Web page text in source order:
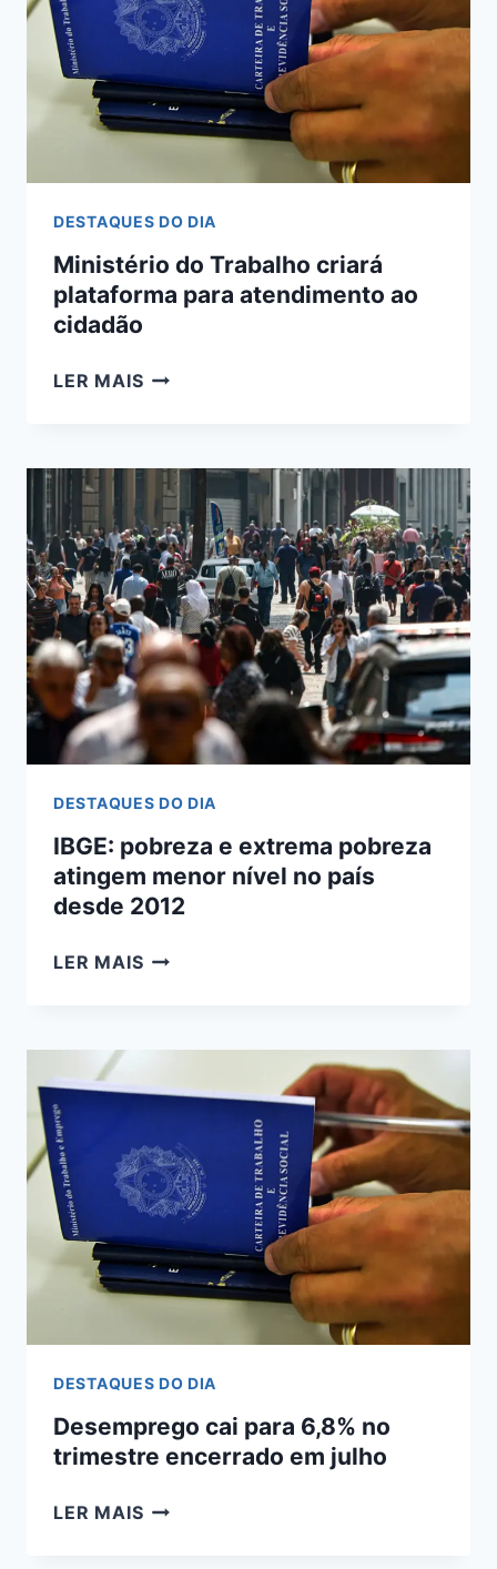
MIL
VAGAS
EM
TODO
O
DESTAQUES DO DIA
Ministério do Trabalho criará
plataforma para atendimento ao
cidadão
LER MAISMINISTÉRIO
PLATAFORMA
PARA
ATENDIMENTO
AO
CIDADÃO
DESTAQUES DO DIA
IBGE: pobreza e extrema pobreza
atingem menor nível no país
desde 2012
LER MAISIBGE:
ATINGEM
NÍVEL
NO
PAÍS
DESDE
2012
DESTAQUES DO DIA
Desemprego cai para 6,8% no
trimestre encerrado em julho
LER MAISDESEMPREGO